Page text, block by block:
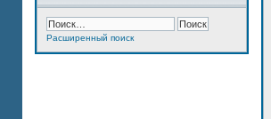
Расширенный поиск